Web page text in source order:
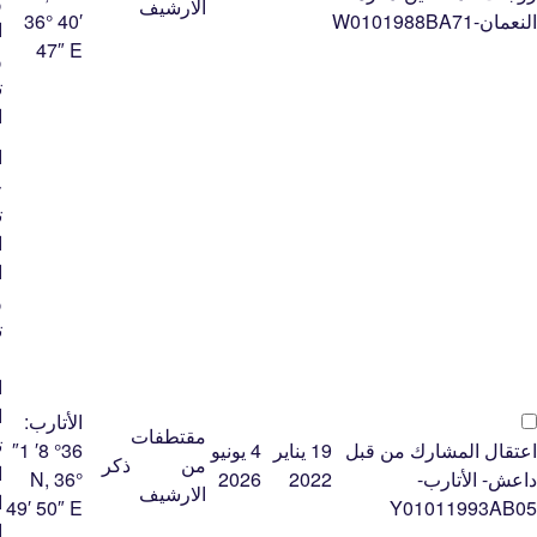
النعمان-W0101988BA71
الارشيف
36° 40′
47″ E
اعتقال المشارك من قبل
داعش- الأتارب-
Y01011993AB05
19 يناير
2022
4 يونيو
2026
مقتطفات
من
الارشيف
ذكر
الأتارب:
36° 8′ 1″
N, 36°
49′ 50″ E